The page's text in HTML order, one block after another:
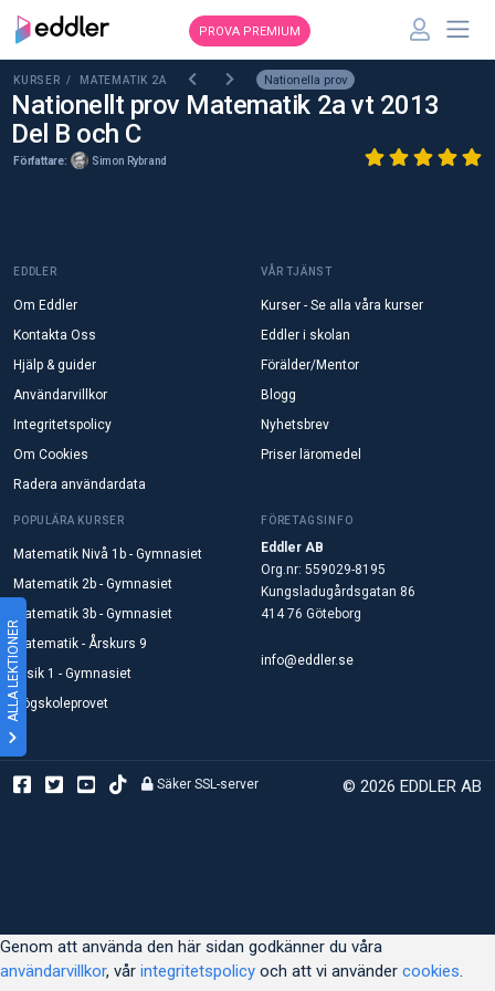
ALLA LEKTIONER
PROVA PREMIUM
KURSER / MATEMATIK 2A Nationella prov
Nationellt prov Matematik 2a vt 2013
Del B och C
Författare: Simon Rybrand
EDDLER
Om Eddler
Kontakta Oss
Hjälp & guider
Användarvillkor
Integritetspolicy
Om Cookies
Radera användardata
VÅR TJÄNST
Kurser - Se alla våra kurser
Eddler i skolan
Förälder/Mentor
Blogg
Nyhetsbrev
Priser läromedel
POPULÄRA KURSER
Matematik Nivå 1b - Gymnasiet
Matematik 2b - Gymnasiet
Matematik 3b - Gymnasiet
Matematik - Årskurs 9
Fysik 1 - Gymnasiet
Högskoleprovet
FÖRETAGSINFO
Eddler AB
Org.nr: 559029-8195
Kungsladugårdsgatan 86
414 76 Göteborg
info@eddler.se
© 2026 EDDLER AB
Säker SSL-server
Genom att använda den här sidan godkänner du våra
användarvillkor, vår integritetspolicy och att vi använder cookies.